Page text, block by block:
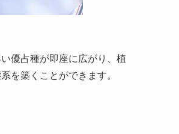
優占種が即座に広がり、植
を築くことができます。